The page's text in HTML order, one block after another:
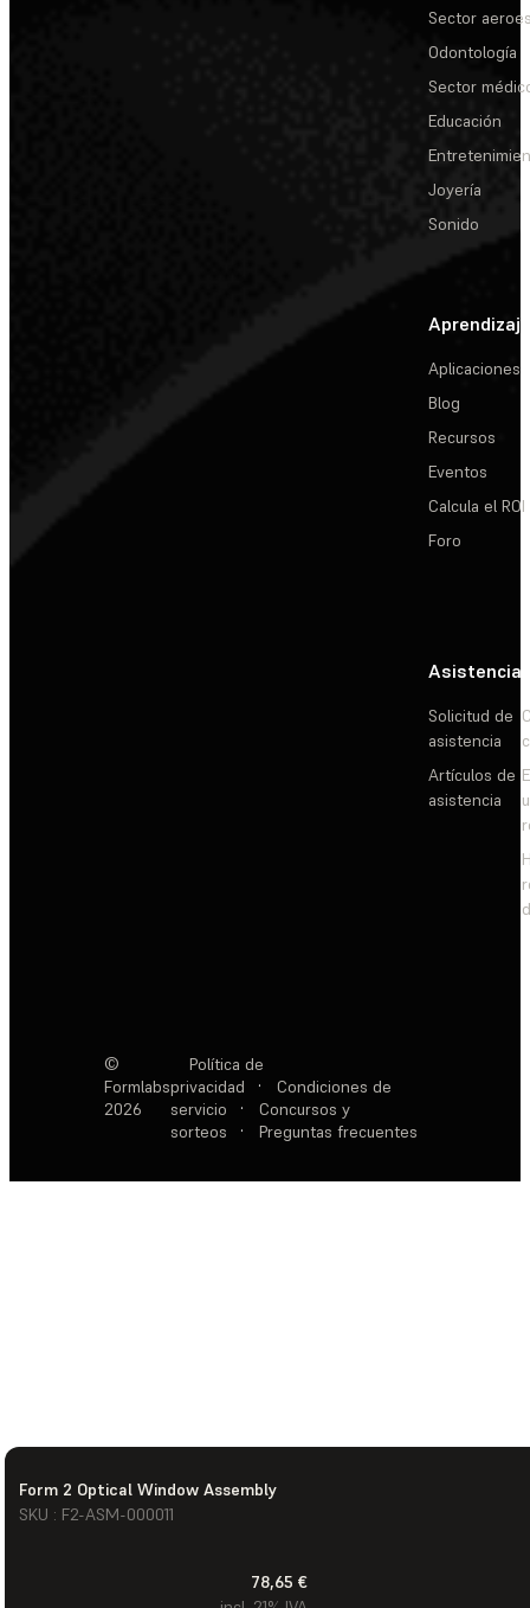
Form 2 Optical Window Assembly
SKU : F2-ASM-000011
78,65 €
Sector
Odontología
Sector
Educación
Joyería
Sonido
Aprendizaje
Aplicaciones
Blog
Recursos
Eventos
Calcula el ROI
Foro
Asistencia
Solicitud de
asistencia
Artículos de
asistencia
©
Formlabs
2026
Política de
privacidad
·
Condiciones de
servicio
·
Concursos y
sorteos
· Preguntas frecuentes